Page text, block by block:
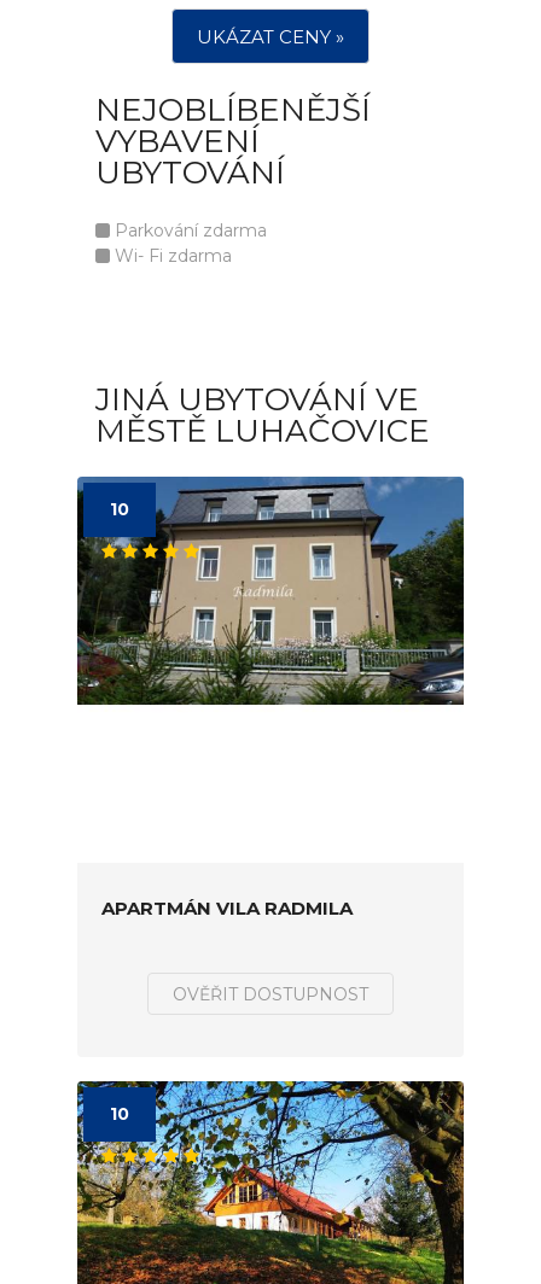
UKÁZAT CENY »
NEJOBLÍBENĚJŠÍ
VYBAVENÍ
UBYTOVÁNÍ
Parkování zdarma
Wi- Fi zdarma
JINÁ UBYTOVÁNÍ VE
MĚSTĚ LUHAČOVICE
10
APARTMÁN VILA RADMILA
OVĚŘIT DOSTUPNOST
10